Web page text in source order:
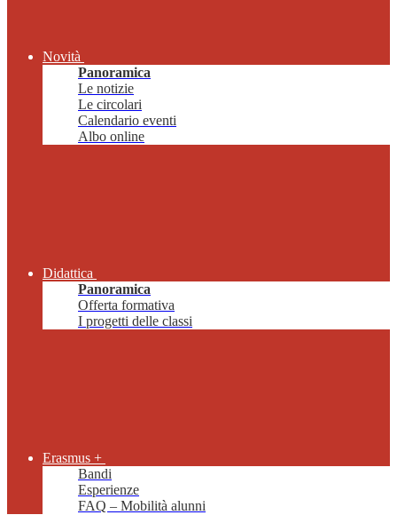
Novità
Panoramica
Le notizie
Le circolari
Calendario eventi
Albo online
Didattica
Panoramica
Offerta formativa
I progetti delle classi
Erasmus +
Bandi
Esperienze
FAQ – Mobilità alunni